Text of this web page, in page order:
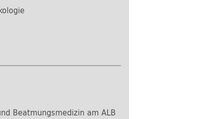
Beatmungsmedizin am ALB